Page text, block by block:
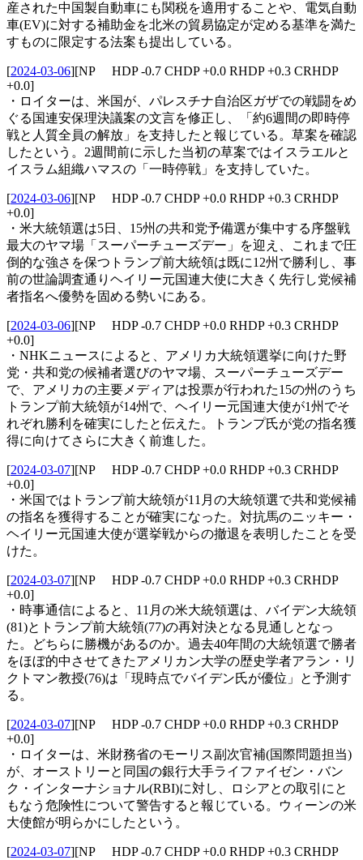
産された中国製自動車にも関税を適用することや、電気自動
車(EV)に対する補助金を北米の貿易協定が定める基準を満た
すものに限定する法案も提出している。
[2024-03-06][NP HDP -0.7 CHDP +0.0 RHDP +0.3 CRHDP
+0.0]
・ロイターは、米国が、パレスチナ自治区ガザでの戦闘をめ
ぐる国連安保理決議案の文言を修正し、「約6週間の即時停
戦と人質全員の解放」を支持したと報じている。草案を確認
したという。2週間前に示した当初の草案ではイスラエルと
イスラム組織ハマスの「一時停戦」を支持していた。
[2024-03-06][NP HDP -0.7 CHDP +0.0 RHDP +0.3 CRHDP
+0.0]
・米大統領選は5日、15州の共和党予備選が集中する序盤戦
最大のヤマ場「スーパーチューズデー」を迎え、これまで圧
倒的な強さを保つトランプ前大統領は既に12州で勝利し、事
前の世論調査通りヘイリー元国連大使に大きく先行し党候補
者指名へ優勢を固める勢いにある。
[2024-03-06][NP HDP -0.7 CHDP +0.0 RHDP +0.3 CRHDP
+0.0]
・NHKニュースによると、アメリカ大統領選挙に向けた野
党・共和党の候補者選びのヤマ場、スーパーチューズデー
で、アメリカの主要メディアは投票が行われた15の州のうち
トランプ前大統領が14州で、ヘイリー元国連大使が1州でそ
れぞれ勝利を確実にしたと伝えた。トランプ氏が党の指名獲
得に向けてさらに大きく前進した。
[2024-03-07][NP HDP -0.7 CHDP +0.0 RHDP +0.3 CRHDP
+0.0]
・米国ではトランプ前大統領が11月の大統領選で共和党候補
の指名を獲得することが確実になった。対抗馬のニッキー・
ヘイリー元国連大使が選挙戦からの撤退を表明したことを受
けた。
[2024-03-07][NP HDP -0.7 CHDP +0.0 RHDP +0.3 CRHDP
+0.0]
・時事通信によると、11月の米大統領選は、バイデン大統領
(81)とトランプ前大統領(77)の再対決となる見通しとなっ
た。どちらに勝機があるのか。過去40年間の大統領選で勝者
をほぼ的中させてきたアメリカン大学の歴史学者アラン・リ
クトマン教授(76)は「現時点でバイデン氏が優位」と予測す
る。
[2024-03-07][NP HDP -0.7 CHDP +0.0 RHDP +0.3 CRHDP
+0.0]
・ロイターは、米財務省のモーリス副次官補(国際問題担当)
が、オーストリーと同国の銀行大手ライファイゼン・バン
ク・インターナショナル(RBI)に対し、ロシアとの取引にと
もなう危険性について警告すると報じている。ウィーンの米
大使館が明らかにしたという。
[2024-03-07][NP HDP -0.7 CHDP +0.0 RHDP +0.3 CRHDP